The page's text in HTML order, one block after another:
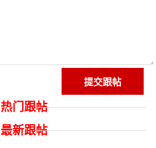
热门跟帖
最新跟帖